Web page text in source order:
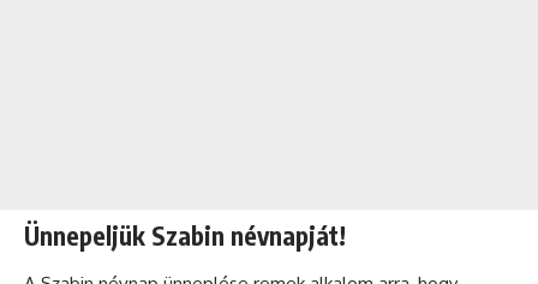
Ünnepeljük Szabin névnapját!